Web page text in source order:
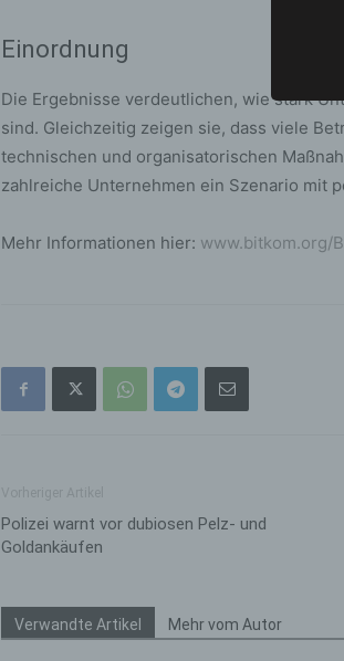
Einordnung
Die Ergebnisse verdeutlichen, wie stark
sind. Gleichzeitig zeigen sie, dass viele
technischen und organisatorischen
zahlreiche Unternehmen ein Szenario mit
Mehr Informationen hier: www.bitkom.org/
Polizei warnt vor dubiosen Pelz- und
Goldankäufen
Verwandte Artikel Mehr vom Autor